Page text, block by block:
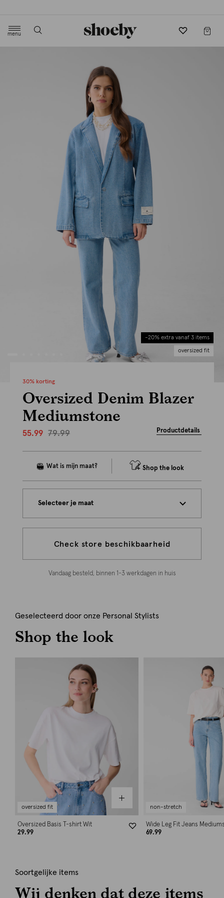
menu
-20% extra vanaf 3 items
oversized fit
30% korting
Oversized Denim Blazer
Mediumstone
55.99 79.99 Productdetails
Shop the look
Selecteer je maat
Check store beschikbaarheid
Vandaag besteld, binnen 1-3 werkdagen in huis
Geselecteerd door onze Personal Stylists
Shop the look
oversized fit
Oversized Basis T-shirt Wit
29.99
non-stretch
Wide Leg Fit Jeans
69.99
Soortgelijke items
Wij denken dat deze items